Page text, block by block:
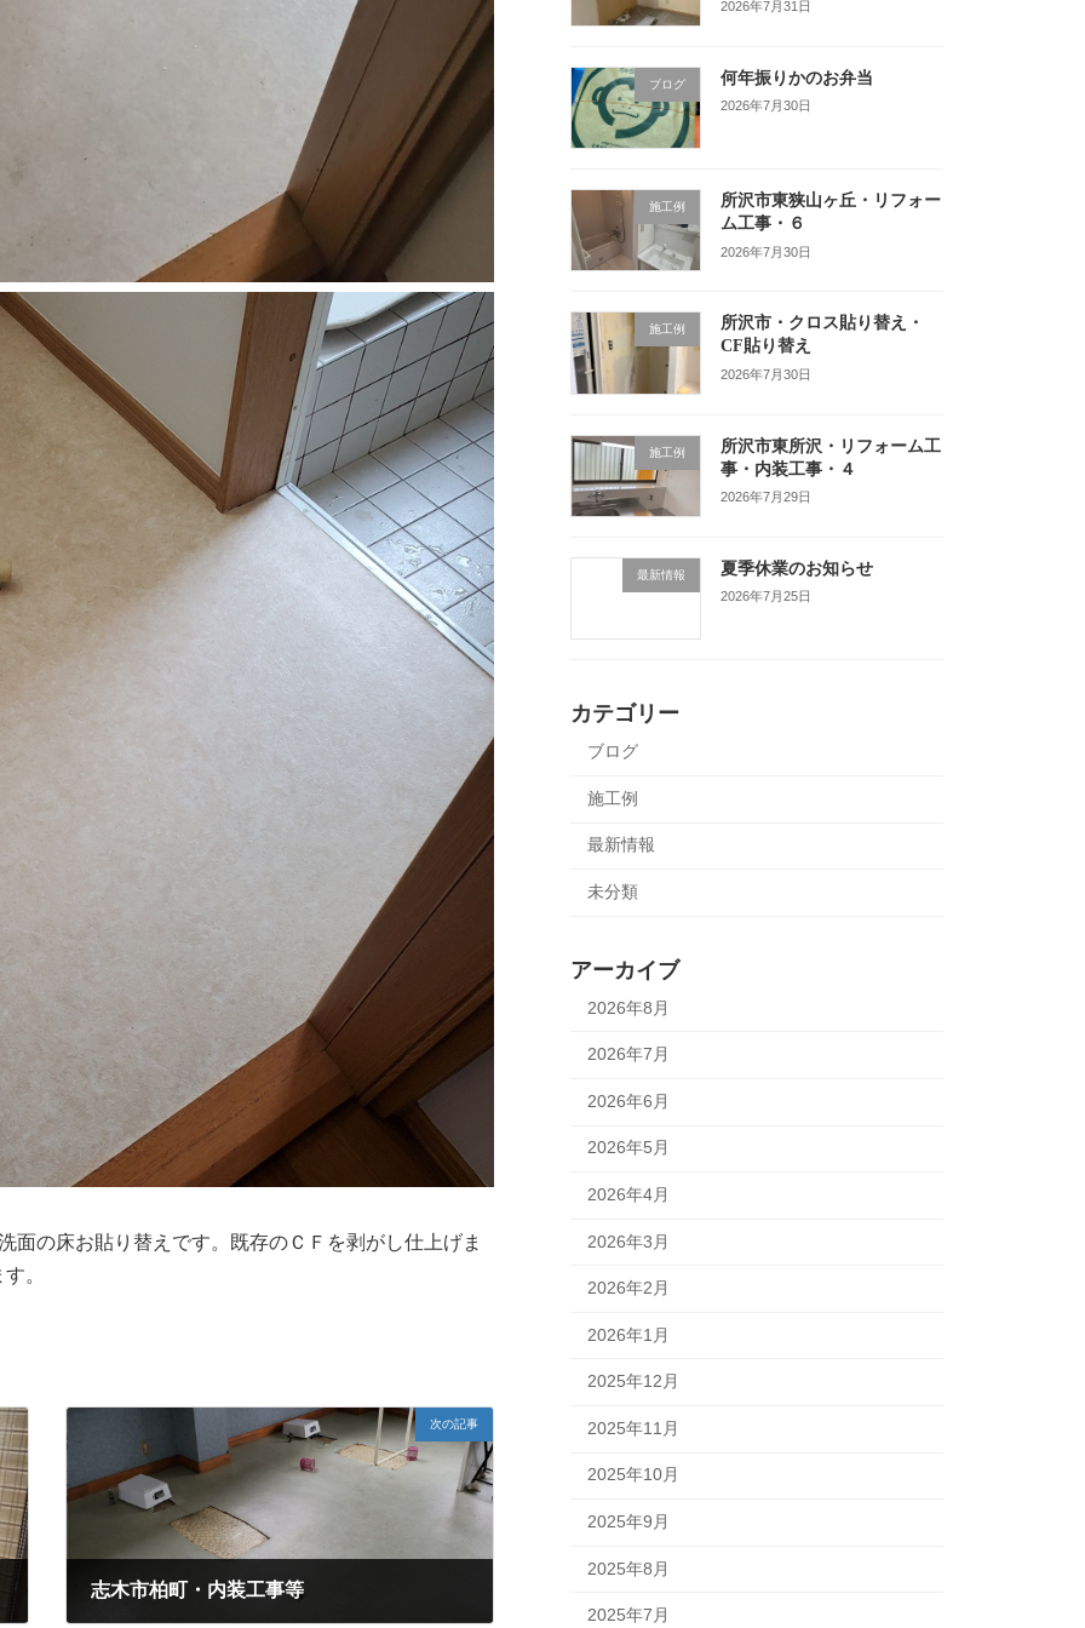
面の床お貼り替えです。既存のＣＦを剥がし仕上げま
。
次の記事
志木市柏町・内装工事等
2026年7月31日
ブログ 何年振りかのお弁当
2026年7月30日
施工例
所沢市東狭山ヶ丘・リフォー
ム工事・６
2026年7月30日
施工例
所沢市・クロス貼り替え・
CF貼り替え
2026年7月30日
施工例
所沢市東所沢・リフォーム工
事・内装工事・４
2026年7月29日
最新情報 夏季休業のお知らせ
2026年7月25日
カテゴリー
ブログ
施工例
最新情報
未分類
アーカイブ
2026年8月
2026年7月
2026年6月
2026年5月
2026年4月
2026年3月
2026年2月
2026年1月
2025年12月
2025年11月
2025年10月
2025年9月
2025年8月
2025年7月